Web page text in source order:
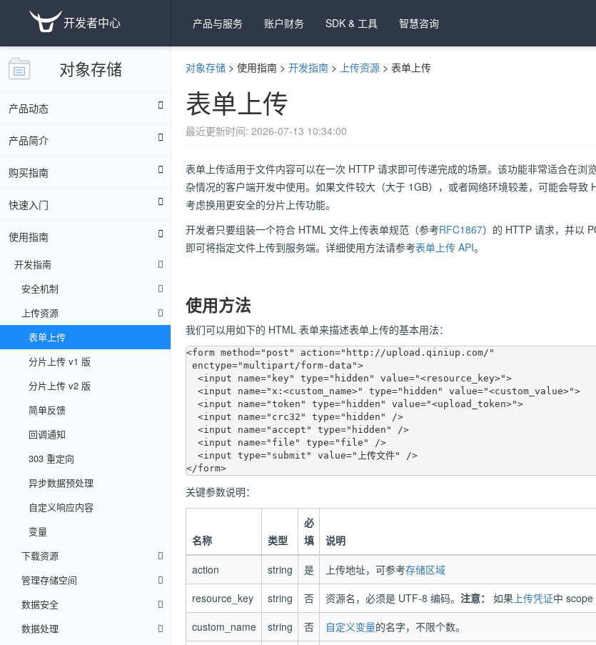
开发者中心 产品与服务 账户财务 SDK & 工具 智慧咨询
对象存储
产品动态
产品简介
购买指南
快速入门
使用指南
开发指南
安全机制
上传资源
表单上传
分片上传 v1 版
分片上传 v2 版
简单反馈
回调通知
303 重定向
异步数据预处理
自定义响应内容
变量
下载资源
管理存储空间
数据安全
数据处理
对象存储 > 使用指南 > 开发指南 > 上传资源 > 表单上传
表单上传
最近更新时间: 2026-07-13 10:34:00
表单上传适用于文件内容可以在一次 HTTP 请求即可传递完成的场景。该功能非常适合在浏
杂情况的客户端开发中使用。如果文件较大（大于 1GB），或者网络环境较差，可能会导
考虑换用更安全的分片上传功能。
开发者只要组装一个符合 HTML 文件上传表单规范（参考RFC1867）的 HTTP 请求，并以
即可将指定文件上传到服务端。详细使用方法请参考表单上传 API。
使用方法
我们可以用如下的 HTML 表单来描述表单上传的基本用法：
<form method="post" action="http://upload.qiniup.com/"
关键参数说明：
名称 类型
必
填
说明
action string 是 上传地址，可参考存储区域
resource_key
string 否 资源名，必须是 UTF-8 编码。 注意： 如果上传凭证中 scope
custom_name
string 否 自定义变量的名字，不限个数。